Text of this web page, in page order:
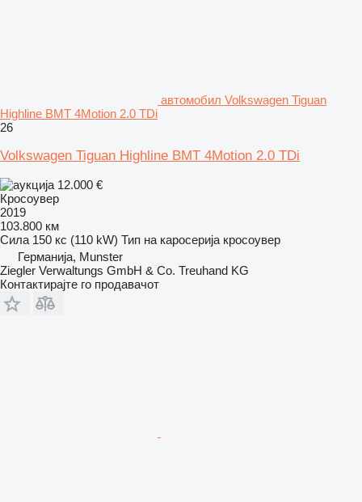
aвтомобил Volkswagen Tiguan
Highline BMT 4Motion 2.0 TDi
26
Volkswagen Tiguan Highline BMT 4Motion 2.0 TDi
12.000 €
Кросоувер
2019
103.800 км
Сила 150 кс (110 kW) Тип на каросерија кросоувер
Германија, Munster
Ziegler Verwaltungs GmbH & Co. Treuhand KG
Контактирајте го продавачот